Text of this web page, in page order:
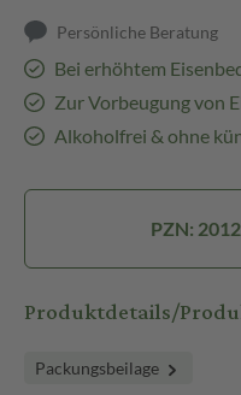
Persönliche Beratung
Bei erhöhtem
Zur Vorbeugung von
Alkoholfrei & ohne
PZN:
Produktdetails/
Packungsbeilage